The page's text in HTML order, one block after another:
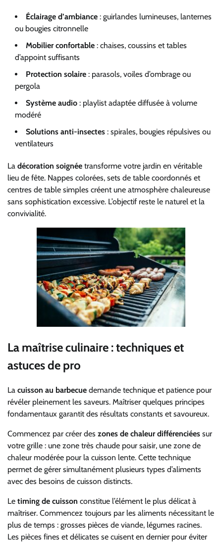
Éclairage d’ambiance : guirlandes lumineuses, lanternes
ou bougies citronnelle
Mobilier confortable : chaises, coussins et tables
d’appoint suffisants
Protection solaire : parasols, voiles d’ombrage ou
pergola
Système audio : playlist adaptée diffusée à volume
modéré
Solutions anti-insectes : spirales, bougies répulsives ou
ventilateurs
La décoration soignée transforme votre jardin en véritable
lieu de fête. Nappes colorées, sets de table coordonnés et
centres de table simples créent une atmosphère chaleureuse
sans sophistication excessive. L’objectif reste le naturel et la
convivialité.
La maîtrise culinaire : techniques et
astuces de pro
La cuisson au barbecue demande technique et patience pour
révéler pleinement les saveurs. Maîtriser quelques principes
fondamentaux garantit des résultats constants et savoureux.
Commencez par créer des zones de chaleur différenciées sur
votre grille : une zone très chaude pour saisir, une zone de
chaleur modérée pour la cuisson lente. Cette technique
permet de gérer simultanément plusieurs types d’aliments
avec des besoins de cuisson distincts.
Le timing de cuisson constitue l’élément le plus délicat à
maîtriser. Commencez toujours par les aliments nécessitant le
plus de temps : grosses pièces de viande, légumes racines.
Les pièces fines et délicates se cuisent en dernier pour éviter